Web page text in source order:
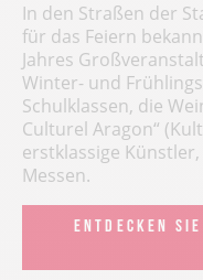
In den Straßen der
für das Feiern
Jahres
Winter- und
Schulklassen, die
Culturel Aragon“
erstklassige
Messen.
ENTDECKEN